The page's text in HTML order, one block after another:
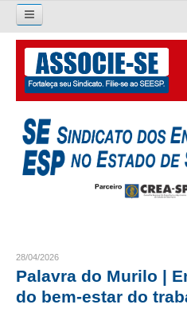
Pesquisar...
O SINDICATO
APRESENTAÇÃO
PALAVRA DO PRESIDENTE
LIVRO GESTÃO 2026-2029
28/04/2026
Palavra do Murilo |
do bem-estar do